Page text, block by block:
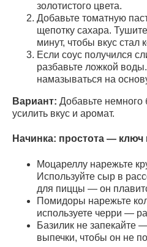
золотистого цвета.
Добавьте томатную
щепотку сахара.
минут, чтобы вкус стал
Если соус получился
разбавьте ложкой
намазываться на
Вариант: Добавьте немного
усилить вкус и аромат.
Начинка: простота — ключ
Моцареллу нарежьте
Используйте сыр в
для пиццы — он
Помидоры нарежьте
используете черри —
Базилик не запекайте
выпечки, чтобы он не